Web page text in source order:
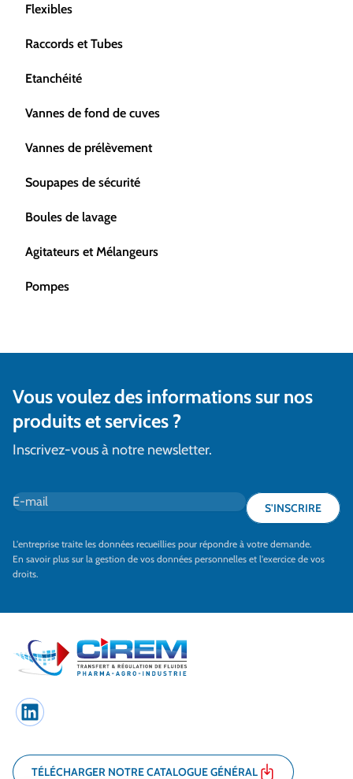
Flexibles
Raccords et Tubes
Etanchéité
Vannes de fond de cuves
Vannes de prélèvement
Soupapes de sécurité
Boules de lavage
Agitateurs et Mélangeurs
Pompes
Vous voulez des informations sur nos
produits et services ?
Inscrivez-vous à notre newsletter.
E-mail*
S'INSCRIRE
L'entreprise traite les données recueillies pour répondre à votre demande.
En savoir plus sur la gestion de vos données personnelles et l'exercice de vos
droits.
LinkedIn
TÉLÉCHARGER NOTRE CATALOGUE GÉNÉRAL